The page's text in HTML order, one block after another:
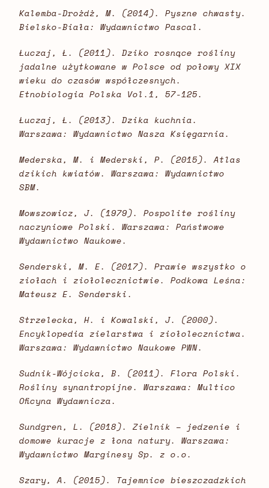
Kalemba-Drożdż, M. (2014). Pyszne chwasty.
Bielsko-Biała: Wydawnictwo Pascal.
Łuczaj, Ł. (2011). Dziko rosnące rośliny
jadalne użytkowane w Polsce od połowy XIX
wieku do czasów współczesnych.
Etnobiologia Polska Vol.1, 57-125.
Łuczaj, Ł. (2013). Dzika kuchnia.
Warszawa: Wydawnictwo Nasza Księgarnia.
Mederska, M. i Mederski, P. (2015). Atlas
dzikich kwiatów. Warszawa: Wydawnictwo
SBM.
Mowszowicz, J. (1979). Pospolite rośliny
naczyniowe Polski. Warszawa: Państwowe
Wydawnictwo Naukowe.
Senderski, M. E. (2017). Prawie wszystko o
ziołach i ziołolecznictwie. Podkowa Leśna:
Mateusz E. Senderski.
Strzelecka, H. i Kowalski, J. (2000).
Encyklopedia zielarstwa i ziołolecznictwa.
Warszawa: Wydawnictwo Naukowe PWN.
Sudnik-Wójcicka, B. (2011). Flora Polski.
Rośliny synantropijne. Warszawa: Multico
Oficyna Wydawnicza.
Sundgren, L. (2018). Zielnik – jedzenie i
domowe kuracje z łona natury. Warszawa:
Wydawnictwo Marginesy Sp. z o.o.
Szary, A. (2015). Tajemnice bieszczadzkich